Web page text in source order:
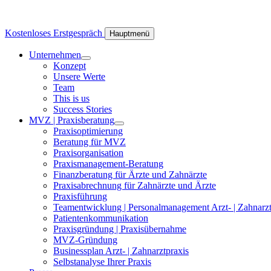
Kostenloses Erstgespräch Hauptmenü
Unter­nehmen
Konzept
Unsere Werte
Team
This is us
Success Stories
MVZ | Praxis­beratung
Praxis­optimierung
Beratung für MVZ
Praxis­organisation
Praxis­­ma­nage­ment-Beratung
Finanz­beratung für Ärzte und Zahnärzte
Praxis­ab­rech­nung für Zahnärzte und Ärzte
Praxis­füh­rung
Team­ent­wick­lung | Personal­management Arzt- |
Pati­en­ten­kom­mu­ni­ka­tion
Praxis­grün­dung | Praxis­über­nahme
MVZ-Gründung
Busi­ness­plan Arzt- | Zahn­arzt­praxis
Selbst­ana­lyse Ihrer Praxis